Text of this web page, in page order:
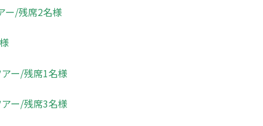
ー/残席2名様
ー/残席1名様
ー/残席3名様